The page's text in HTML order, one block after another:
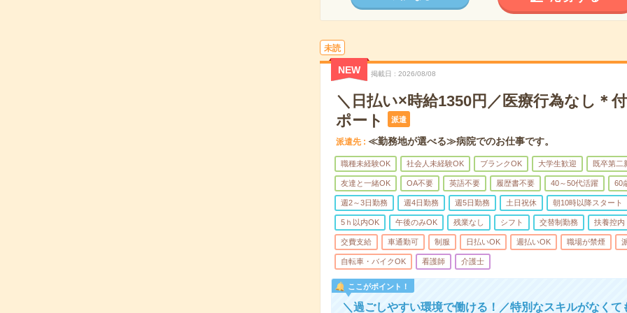
未読
NEW 掲載日 2026/08/08
＼日払い×時給1350円／医療行為なし＊
ポート
派遣
派遣先 ≪勤務地が選べる≫病院でのお仕事です。
職種未経験OK 社会人未経験OK ブランクOK 大学生歓迎 既卒第二
友達と一緒OK OA不要 英語不要 履歴書不要 40～50代活躍 60
週2～3日勤務 週4日勤務 週5日勤務 土日祝休 朝10時以降スタート
5ｈ以内OK 午後のみOK 残業なし シフト 交替制勤務 扶養控内
交費支給 車通勤可 制服 日払いOK 週払いOK 職場が禁煙
自転車・バイクOK 看護師 介護士
ここがポイント！
＼過ごしやすい環境で働ける！／特別なスキルがなく